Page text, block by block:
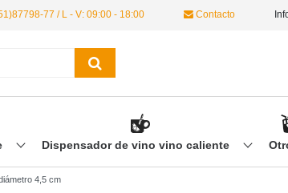
77 / L - V: 09:00 - 18:00 Contacto
Dispensador de vino vino caliente
4,5 cm